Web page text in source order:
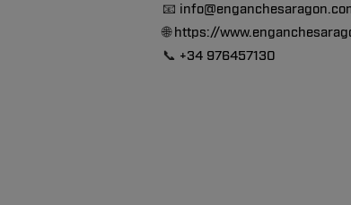
📧
🌐https://
📞 +34 976457130